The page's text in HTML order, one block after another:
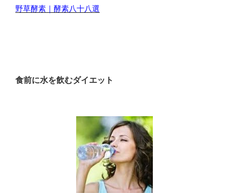
野草酵素｜酵素八十八選
食前に水を飲むダイエット